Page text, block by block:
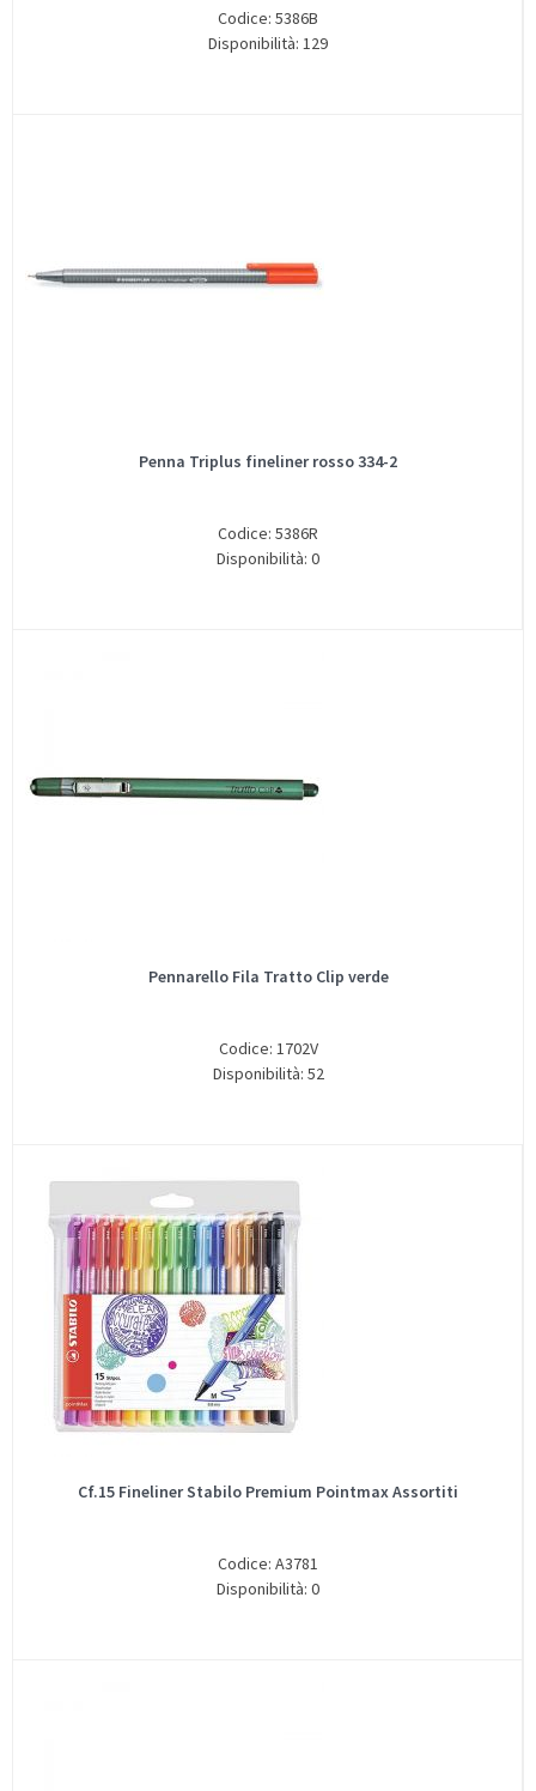
Codice: 5386B
Disponibilità: 129
Penna Triplus fineliner rosso 334-2
Codice: 5386R
Disponibilità: 0
Pennarello Fila Tratto Clip verde
Codice: 1702V
Disponibilità: 52
Cf.15 Fineliner Stabilo Premium Pointmax Assortiti
Codice: A3781
Disponibilità: 0